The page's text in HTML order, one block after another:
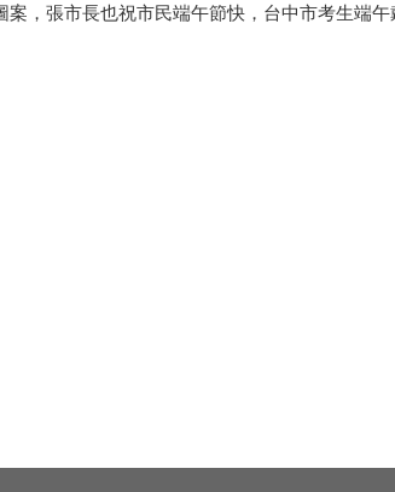
，張市長也祝市民端午節快，台中市考生端